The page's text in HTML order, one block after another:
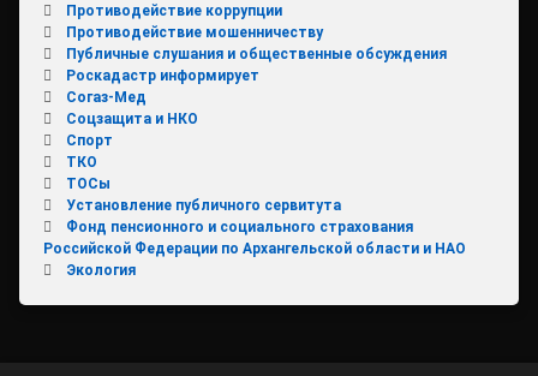
Противодействие коррупции
Противодействие мошенничеству
Публичные слушания и общественные обсуждения
Роскадастр информирует
Согаз-Мед
Соцзащита и НКО
Спорт
ТКО
ТОСы
Установление публичного сервитута
Фонд пенсионного и социального страхования
Российской Федерации по Архангельской области и НАО
Экология